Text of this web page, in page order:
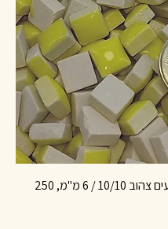
קרמיקה, מרובעים צהוב 10/10 / 6 מ"מ, 250